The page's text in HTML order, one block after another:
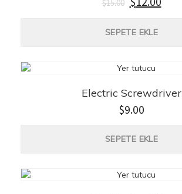
$15.00
$15.00.
SEPETE EKLE
Electric Screwdriver
$9.00
SEPETE EKLE